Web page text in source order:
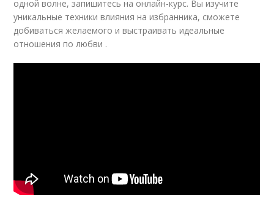
одной волне, запишитесь на онлайн-курс. Вы изучите
уникальные техники влияния на избранника, сможете
добиваться желаемого и выстраивать идеальные
отношения по любви .